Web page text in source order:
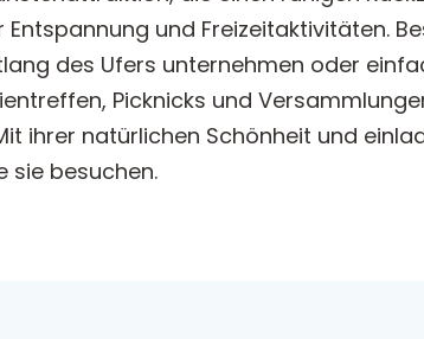
und Freizeitaktivitäten.
des Ufers unternehmen oder
Picknicks und
ihrer natürlichen Schönheit und
sie besuchen.